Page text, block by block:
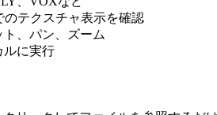
テクスチャ表示を確認
、パン、ズーム
ルに実行